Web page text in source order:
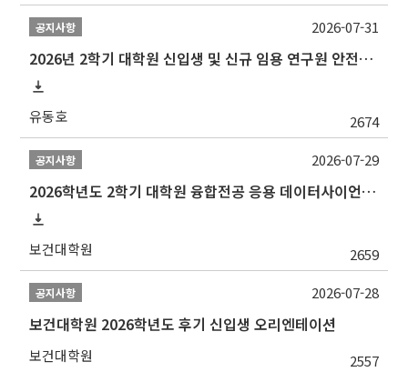
공지사항
2026년 2학기 대학원 신입생 및 신규 임용 연구원 안전환경교육(신규교육) 실시 안내
유동호 2674
2026-07-31
공지사항
2026학년도 2학기 대학원 융합전공 응용 데이터사이언스 선발 계획 알림
보건대학원 2659
2026-07-29
공지사항
보건대학원 2026학년도 후기 신입생 오리엔테이션
보건대학원 2557
2026-07-28